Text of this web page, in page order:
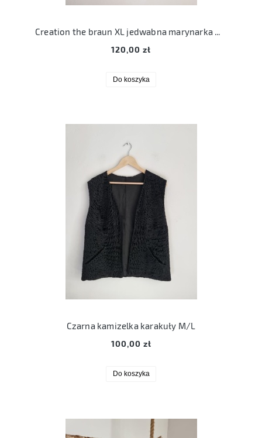
Creation the braun XL jedwabna marynarka w kwiaty krótki żakiet jedwab
120,00 zł
Do koszyka
Czarna kamizelka karakuły M/L
100,00 zł
Do koszyka